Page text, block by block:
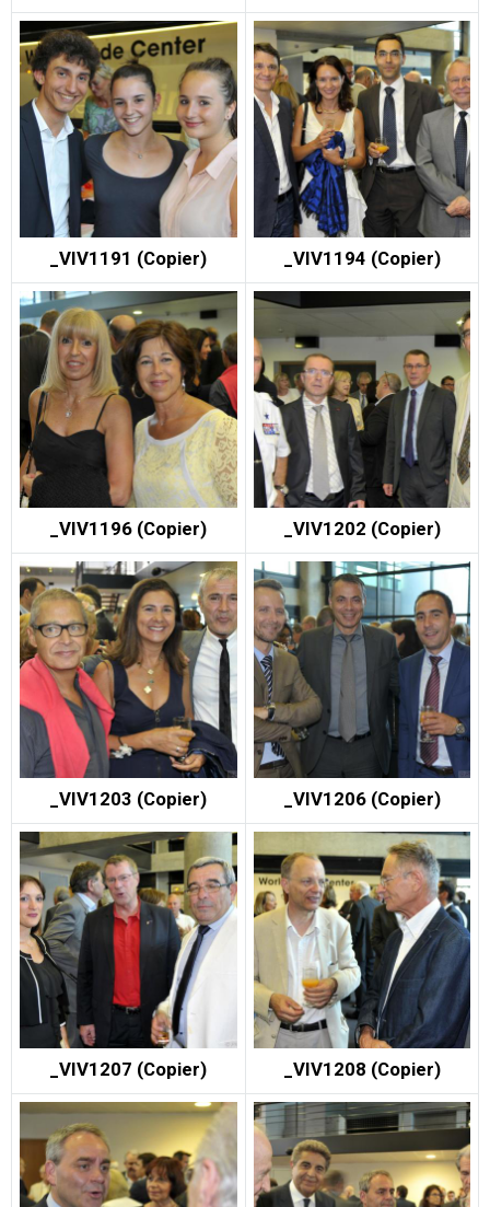
_VIV1191 (Copier) _VIV1194 (Copier)
_VIV1196 (Copier) _VIV1202 (Copier)
_VIV1203 (Copier) _VIV1206 (Copier)
_VIV1207 (Copier) _VIV1208 (Copier)